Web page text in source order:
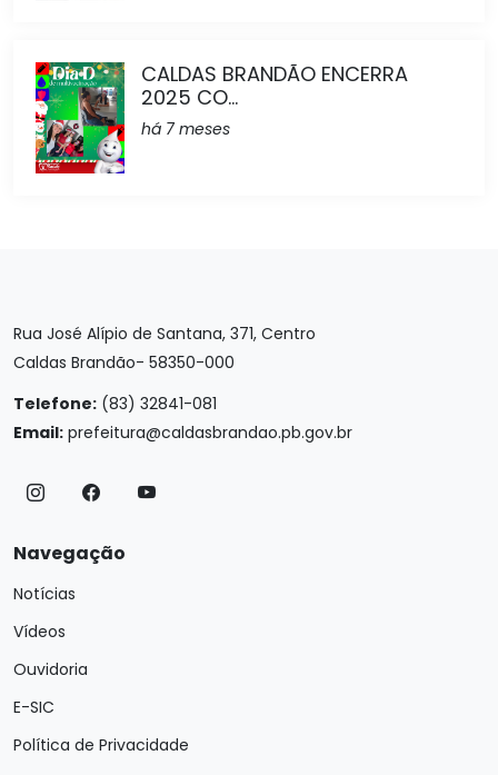
CALDAS BRANDÃO ENCERRA
2025 CO...
há 7 meses
Rua José Alípio de Santana, 371, Centro
Caldas Brandão- 58350-000
Telefone: (83) 32841-081
Email: prefeitura@caldasbrandao.pb.gov.br
Navegação
Notícias
Vídeos
Ouvidoria
E-SIC
Política de Privacidade